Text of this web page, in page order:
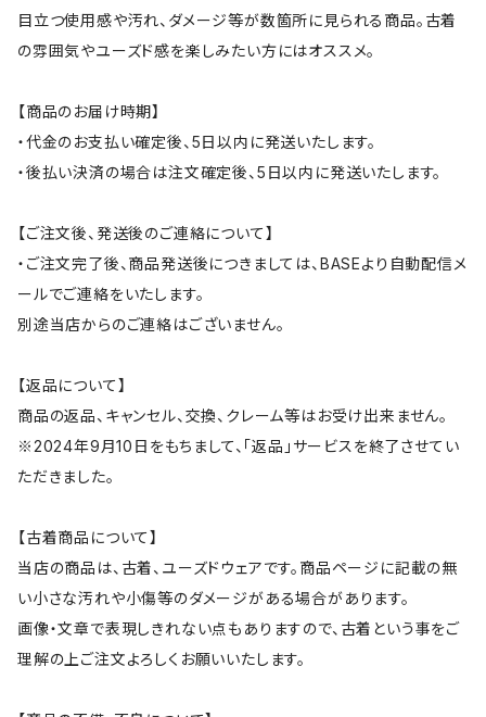
目立つ使用感や汚れ、ダメージ等が数箇所に見られる商品。古着
の雰囲気やユーズド感を楽しみたい方にはオススメ。
【商品のお届け時期】
・代金のお支払い確定後、5日以内に発送いたします。
・後払い決済の場合は注文確定後、5日以内に発送いたします。
【ご注文後、発送後のご連絡について】
・ご注文完了後、商品発送後につきましては、BASEより自動配信メ
ールでご連絡をいたします。
別途当店からのご連絡はございません。
【返品について】
商品の返品、キャンセル、交換、クレーム等はお受け出来ません。
※2024年9月10日をもちまして、「返品」サービスを終了させてい
ただきました。
【古着商品について】
当店の商品は、古着、ユーズドウェアです。商品ページに記載の無
い小さな汚れや小傷等のダメージがある場合があります。
画像・文章で表現しきれない点もありますので、古着という事をご
理解の上ご注文よろしくお願いいたします。